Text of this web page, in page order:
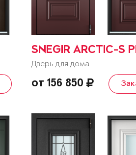
SNEGIR ARCTIC-S
Дверь для дома
от 156 850